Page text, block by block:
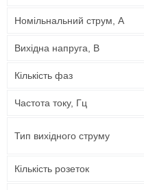
Номільнальний струм, А
Вихідна напруга, В
Кількість фаз
Частота току, Гц
Тип вихідного струму
Кількість розеток